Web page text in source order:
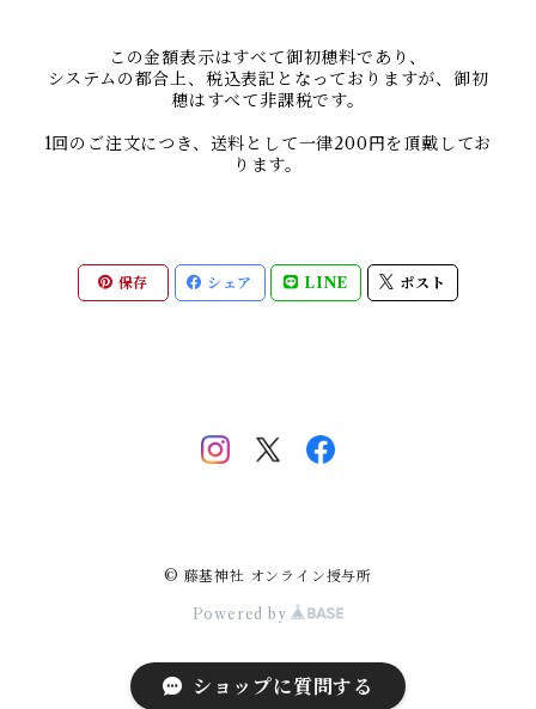
この金額表示はすべて御初穂料であり、
システムの都合上、税込表記となっておりますが、御初
穂はすべて非課税です。
1回のご注文につき、送料として一律200円を頂戴してお
ります。
保存 シェア LINE ポスト
© 藤基神社 オンライン授与所
Powered by
ショップに質問する